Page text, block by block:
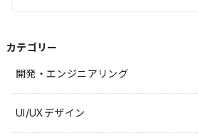
カテゴリー
開発・エンジニアリング
UI/UXデザイン